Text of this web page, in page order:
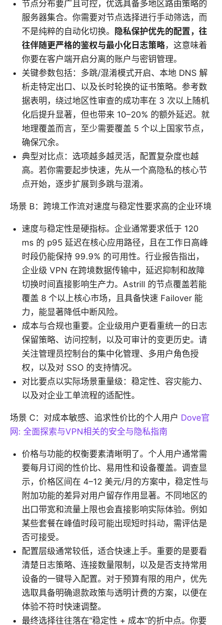
节点分布要广且可控，优选具备多地区路由策略的
服务器集合。你需要对节点选择进行手动筛选，而
不是纯粹的自动化切换。
隐私保护优先的配置，往
往伴随更严格的鉴权与最小化日志策略，这意味着
你要在客户端开启分离的账户与密钥管理。
关键参数包括：多跳/混淆模式开启、本地 DNS 解
析走特定出口、以及长时轮换的证书策略。参考数
据表明，绕过地区性审查的成功率在 3 次以上随机
化后提升显著，但也带来 10–20% 的额外延迟。就
地理覆盖而言，至少需要覆盖 5 个以上国家节点，
确保冗余。
典型对比点：选项越多越灵活，配置复杂度也越
高。若你需要起步快速，先从一个高隐私的核心节
点开始，逐步扩展到多跳与混淆。
场景 B：跨境工作流对速度与稳定性要求高的企业环境
速度与稳定性是硬指标。企业通常要求低于 120
ms 的 p95 延迟在核心应用路径，且在工作日高峰
时段仍能保持 99.9% 的可用性。行业报告指出，
企业级 VPN 在跨境数据传输中，延迟抑制和故障
切换时间直接影响生产力。Astrill 的节点覆盖若能
覆盖 8 个以上核心市场，且具备快速 Failover 能
力，能显著降低中断风险。
成本与合规也重要。企业级用户更看重统一的日志
保留策略、访问控制，以及可审计的变更历史。请
关注管理员控制台的集中化管理、多用户角色授
权，以及对 SSO 的支持情况。
对比要点以实际场景重量级：稳定性、容灾能力、
以及对企业工单流程的适配性。
场景 C：对成本敏感、追求性价比的个人用户 Dove官
网: 全面探索与VPN相关的安全与隐私指南
价格与功能的权衡要素清晰明了。个人用户通常需
要每月订阅的性价比、易用性和设备覆盖。调查显
示，价格区间在 4–12 美元/月的方案中，稳定性与
附加功能的差异对用户留存作用显著。不同地区的
出口带宽和流量上限也会直接影响实际体验。例如
某些套餐在峰值时段可能出现短时抖动，需评估是
否可接受。
配置层级通常较低，适合快速上手。重要的是要看
清楚日志策略、连接数量限制，以及是否支持常用
设备的一键导入配置。对于预算有限的用户，优先
选取具备明确退款政策与透明计费的方案，以便在
体验不符时快速调整。
最终选择往往落在“稳定性 + 成本”的折中点。你要